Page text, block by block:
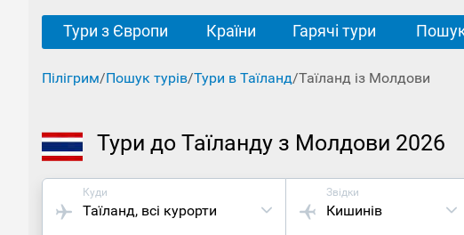
Тури з Європи Країни Гарячі тури Пошук
Пілігрим/Пошук турів/Тури в Таїланд/Таїланд із Молдови
Тури до Таїланду з Молдови 2026
Куди
Таїланд, всі курорти
Звідки
Кишинів